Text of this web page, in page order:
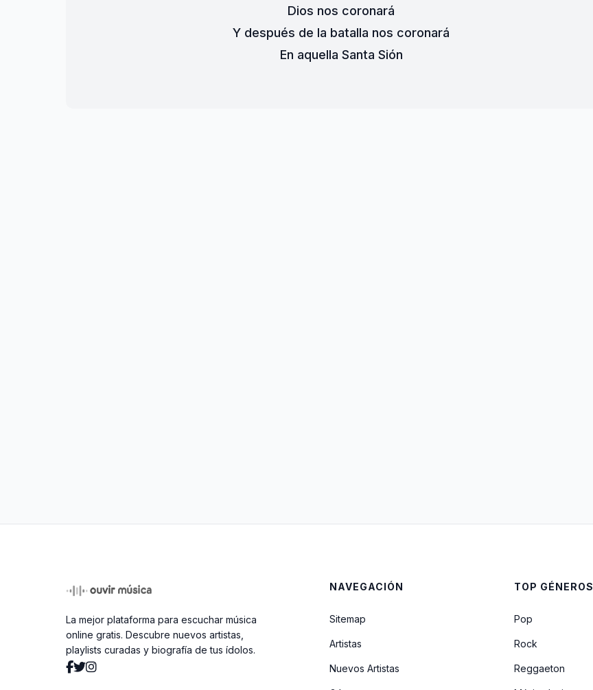
Dios nos coronará
Y después de la batalla nos coronará
En aquella Santa Sión
La mejor plataforma para escuchar música
online gratis. Descubre nuevos artistas,
playlists curadas y biografía de tus ídolos.
NAVEGACIÓN
Sitemap
Artistas
Nuevos Artistas
TOP GÉNEROS
Pop
Rock
Reggaeton